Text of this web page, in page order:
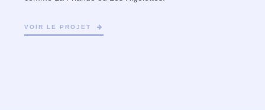
VOIR LE PROJET